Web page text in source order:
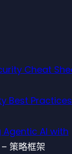
Cheat
Best Practices
Agentic AI with
– 策略框架